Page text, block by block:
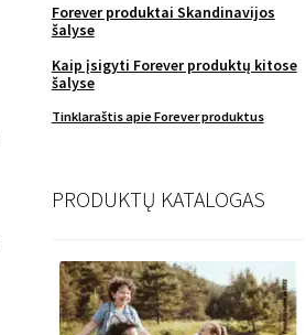
Forever produktai Skandinavijos
šalyse
Kaip įsigyti Forever produktų kitose
šalyse
Tinklaraštis apie Forever produktus
PRODUKTŲ KATALOGAS